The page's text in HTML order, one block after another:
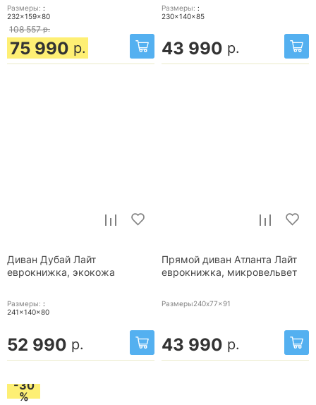
Размеры: :
232x159x80
108 557 р.
75 990 р.
Размеры: :
230x140x85
43 990 р.
Диван Дубай Лайт
еврокнижка, экокожа
Размеры: :
241x140x80
52 990 р.
Прямой диван Атланта Лайт
еврокнижка, микровельвет
Размеры240x77x91
43 990 р.
-30
%